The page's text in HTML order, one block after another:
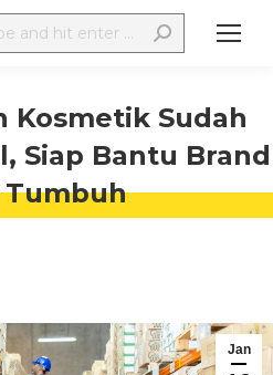
Kosmetik Sudah
Siap Bantu Brand
Tumbuh
Jan